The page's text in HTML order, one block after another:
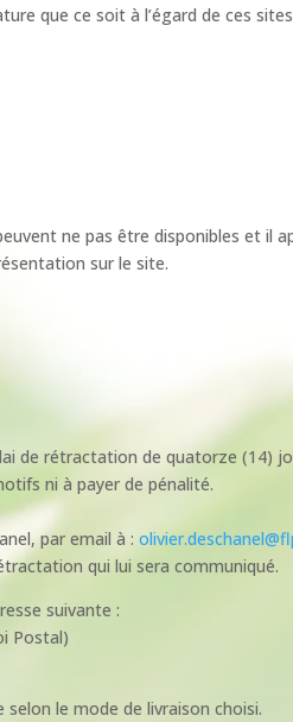
que ce soit à l’égard de ces
ne pas être disponibles et il
sur le site.
de rétractation de quatorze (14)
ni à payer de pénalité.
par email à :
qui lui sera communiqué.
suivante :
Postal)
le mode de livraison choisi.